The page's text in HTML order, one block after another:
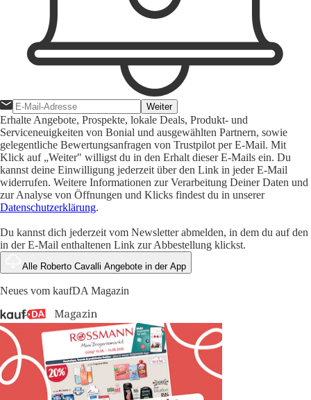
Weiter
Erhalte Angebote, Prospekte, lokale Deals, Produkt- und
Serviceneuigkeiten von Bonial und ausgewählten Partnern, sowie
gelegentliche Bewertungsanfragen von Trustpilot per E-Mail. Mit
Klick auf „Weiter" willigst du in den Erhalt dieser E-Mails ein. Du
kannst deine Einwilligung jederzeit über den Link in jeder E-Mail
widerrufen. Weitere Informationen zur Verarbeitung Deiner Daten und
zur Analyse von Öffnungen und Klicks findest du in unserer
Datenschutzerklärung.
Du kannst dich jederzeit vom Newsletter abmelden, in dem du auf den
in der E-Mail enthaltenen Link zur Abbestellung klickst.
Alle Roberto Cavalli Angebote in der App
Neues vom kaufDA Magazin